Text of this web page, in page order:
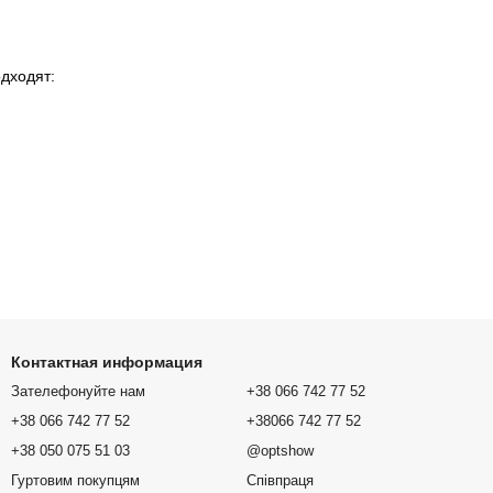
Контактная информация
Зателефонуйте нам
+38 066 742 77 52
+38 050 075 51 03
Гуртовим покупцям
+38 066 742 77 52
+38066 742 77 52
@optshow
Співпраця